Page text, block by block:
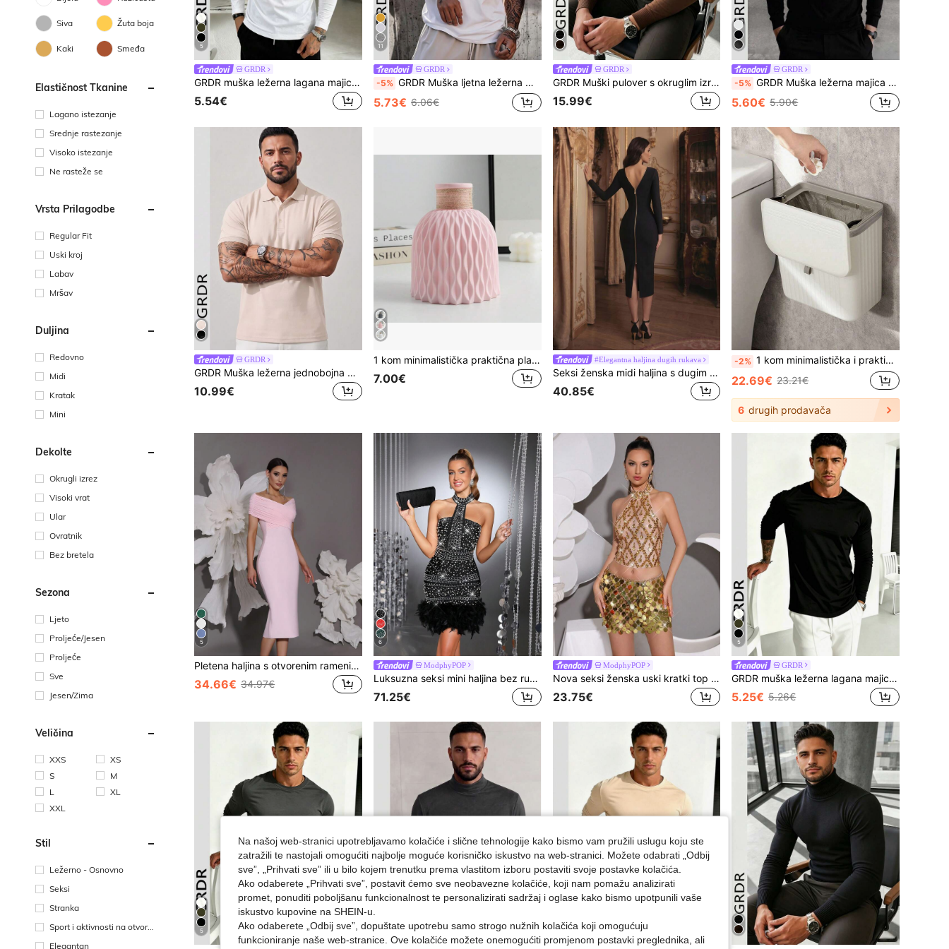
Siva Žuta boja
Kaki Smeđa
Elastičnost Tkanine
Lagano istezanje
Srednje rastezanje
Visoko istezanje
Ne rasteže se
Vrsta Prilagodbe
Regular Fit
Uski kroj
Labav
Mršav
Duljina
Redovno
Midi
Kratak
Mini
Dekolte
Okrugli izrez
Visoki vrat
Ular
Ovratnik
Bez bretela
Sezona
Ljeto
Proljeće/Jesen
Proljeće
Sve
Jesen/Zima
Veličina
XXS
XS
S
M
L
XL
XXL
Stil
Ležerno - Osnovno
Seksi
Stranka
Sport i aktivnosti na otvore
Elegantan
5
GRDR
GRDR muška ležerna lagana majica dugih rukava s okruglim izrezom, pogodna za slobodno vrijeme, sport i putovanje na posao
5.54€
11
GRDR
-5% GRDR Muška ljetna ležerna majica bez rukava s okruglim izrezom
5.73€ 6.06€
GRDR
GRDR Muški pulover s okruglim izrezom i dugim rukavima, svestrani pleteni pulover za svakodnevno nošenje
15.99€
GRDR
-5% GRDR Muška ležerna majica dugih rukava s polu-rolkom, prikladna za svakodnevno nošenje i ležerno putovanje na posao
5.60€ 5.90€
GRDR
GRDR Muška ležerna jednobojna polo majica kratkih rukava, svestrana
10.99€
1 kom minimalistička praktična plastična vaza, vaza za umjetno cvijeće, prikladna samo za sušeno/umjetno cvijeće, dnevni dekor za dom i pohranu na radnoj površini, ukras za radnu površinu ili policu
7.00€
#Elegantna haljina dugih rukava
Seksi ženska midi haljina s dugim rukavima i velikim patentnim zatvaračem na leđima, bodycon, za odmor i zabave
40.85€
-2% 1 kom minimalistička i praktična kanta za smeće za montažu na zid, pogodna za dnevni boravak, kuhinju, ormarić, kupaonicu, kućni dekor, prostor za pohranu u kupaonici. Idealan izbor za ljeto i povratak u školu.
22.69€ 23.21€
6 drugih prodavača
5
Pletena haljina s otvorenim ramenima, elegantni luksuzni europski stil, seksi uska večernja haljina s prorezom na rubu
34.66€ 34.97€
6
ModphyPOP
Luksuzna seksi mini haljina bez rukava, uska, s umjetnim perjem, teškim industrijskim perlicama i dijamantima, elegantna ženska haljina za ples i zabave
71.25€
ModphyPOP
Nova seksi ženska uski kratki top za zabave s halter izrezom, visokim vratom, otvorenim leđima, od prozirne mrežice s ručno izrađenim šljokicama, kristalima i patchwork detaljima
23.75€
5
GRDR
GRDR muška ležerna lagana majica dugih rukava s okruglim izrezom, pogodna za slobodno vrijeme, sport i putovanje na posao
5.25€ 5.26€
5 5
Na našoj web-stranici upotrebljavamo kolačiće i slične tehnologije kako bismo vam pružili uslugu koju ste
zatražili te nastojali omogućiti najbolje moguće korisničko iskustvo na web-stranici. Možete odabrati „Odbij
sve”, „Prihvati sve” ili u bilo kojem trenutku prema vlastitom izboru postaviti svoje postavke kolačića.
Ako odaberete „Prihvati sve”, postavit ćemo sve neobavezne kolačiće, koji nam pomažu analizirati
promet, ponuditi poboljšanu funkcionalnost te personalizirati sadržaj i oglase kako bismo upotpunili vaše
iskustvo kupovine na SHEIN-u.
Ako odaberete „Odbij sve”, dopuštate upotrebu samo strogo nužnih kolačića koji omogućuju
funkcioniranje naše web-stranice. Ove kolačiće možete onemogućiti promjenom postavki preglednika, ali